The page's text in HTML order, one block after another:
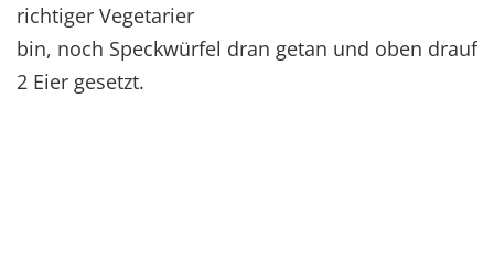
richtiger Vegetarier
bin, noch Speckwürfel dran getan und oben drauf
2 Eier gesetzt.